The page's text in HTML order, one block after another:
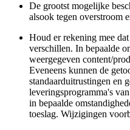
De grootst mogelijke
alsook tegen overstroom
Houd er rekening mee
verschillen. In bepaalde
weergegeven content/
Eveneens kunnen de
standaarduitrustingen en
leveringsprogramma's
in bepaalde
toeslag. Wijzigingen